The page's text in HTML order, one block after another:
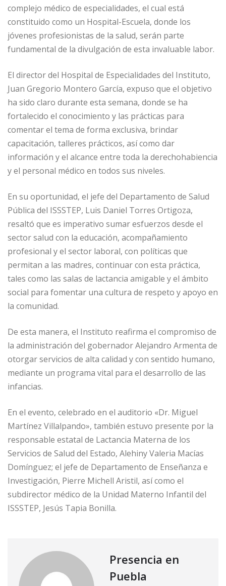
complejo médico de especialidades, el cual está
constituido como un Hospital-Escuela, donde los
jóvenes profesionistas de la salud, serán parte
fundamental de la divulgación de esta invaluable labor.
El director del Hospital de Especialidades del Instituto,
Juan Gregorio Montero García, expuso que el objetivo
ha sido claro durante esta semana, donde se ha
fortalecido el conocimiento y las prácticas para
comentar el tema de forma exclusiva, brindar
capacitación, talleres prácticos, así como dar
información y el alcance entre toda la derechohabiencia
y el personal médico en todos sus niveles.
En su oportunidad, el jefe del Departamento de Salud
Pública del ISSSTEP, Luis Daniel Torres Ortigoza,
resaltó que es imperativo sumar esfuerzos desde el
sector salud con la educación, acompañamiento
profesional y el sector laboral, con políticas que
permitan a las madres, continuar con esta práctica,
tales como las salas de lactancia amigable y el ámbito
social para fomentar una cultura de respeto y apoyo en
la comunidad.
De esta manera, el Instituto reafirma el compromiso de
la administración del gobernador Alejandro Armenta de
otorgar servicios de alta calidad y con sentido humano,
mediante un programa vital para el desarrollo de las
infancias.
En el evento, celebrado en el auditorio «Dr. Miguel
Martínez Villalpando», también estuvo presente por la
responsable estatal de Lactancia Materna de los
Servicios de Salud del Estado, Alehiny Valeria Macías
Domínguez; el jefe de Departamento de Enseñanza e
Investigación, Pierre Michell Aristil, así como el
subdirector médico de la Unidad Materno Infantil del
ISSSTEP, Jesús Tapia Bonilla.
Presencia en
Puebla